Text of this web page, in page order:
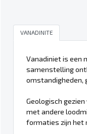
VANADINITE
Vanadiniet is een
samenstelling
omstandigheden,
Geologisch
met andere
formaties zijn het